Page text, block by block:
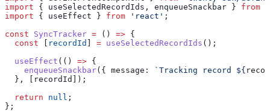
import { useSelectedRecordIds , enqueueSnackbar } from
import { useEffect } from 'react' ;
const SyncTracker = () => {
  const
recordId = useSelectedRecordIds ();
  useEffect
(() => {
    enqueueSnackbar
({ message: `Tracking record ${
  }, [
recordId
]);
  return
null ;
};